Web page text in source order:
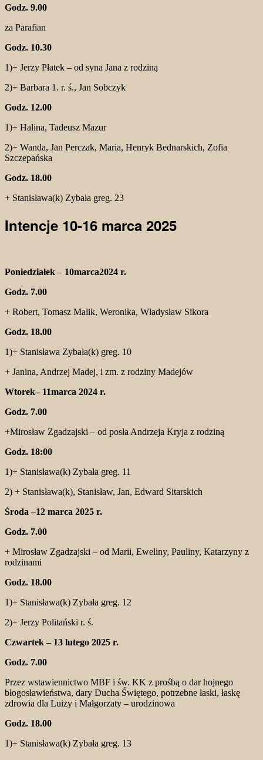
Godz. 9.00
za Parafian
Godz. 10.30
1)+ Jerzy Płatek – od syna Jana z rodziną
2)+ Barbara 1. r. ś., Jan Sobczyk
Godz. 12.00
1)+ Halina, Tadeusz Mazur
2)+ Wanda, Jan Perczak, Maria, Henryk Bednarskich, Zofia
Szczepańska
Godz. 18.00
+ Stanisława(k) Zybała greg. 23
Intencje 10-16 marca 2025
Poniedziałek – 10marca2024 r.
Godz. 7.00
+ Robert, Tomasz Malik, Weronika, Władysław Sikora
Godz. 18.00
1)+ Stanisława Zybała(k) greg. 10
+ Janina, Andrzej Madej, i zm. z rodziny Madejów
Wtorek– 11marca 2024 r.
Godz. 7.00
+Mirosław Zgadzajski – od posła Andrzeja Kryja z rodziną
Godz. 18:00
1)+ Stanisława(k) Zybała greg. 11
2) + Stanisława(k), Stanisław, Jan, Edward Sitarskich
Środa –12 marca 2025 r.
Godz. 7.00
+ Mirosław Zgadzajski – od Marii, Eweliny, Pauliny, Katarzyny z
rodzinami
Godz. 18.00
1)+ Stanisława(k) Zybała greg. 12
2)+ Jerzy Politański r. ś.
Czwartek – 13 lutego 2025 r.
Godz. 7.00
Przez wstawiennictwo MBF i św. KK z prośbą o dar hojnego
błogosławieństwa, dary Ducha Świętego, potrzebne łaski, łaskę
zdrowia dla Luizy i Małgorzaty – urodzinowa
Godz. 18.00
1)+ Stanisława(k) Zybała greg. 13